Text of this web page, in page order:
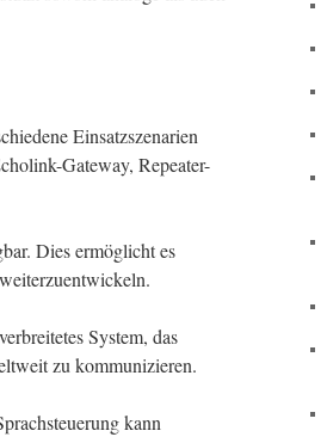
Einsatzszenarien
Gateway, Repeater-
Dies ermöglicht es
System, das
zu kommunizieren.
kann